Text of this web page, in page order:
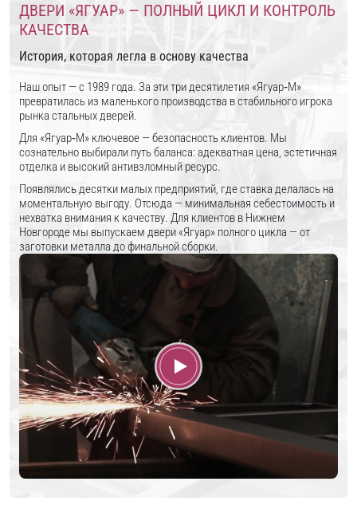
ДВЕРИ «ЯГУАР» — ПОЛНЫЙ ЦИКЛ И КОНТРОЛЬ
КАЧЕСТВА
История, которая легла в основу качества
Наш опыт — с 1989 года. За эти три десятилетия «Ягуар‑М»
превратилась из маленького производства в стабильного игрока
рынка стальных дверей.
Для «Ягуар‑М» ключевое — безопасность клиентов. Мы
сознательно выбирали путь баланса: адекватная цена, эстетичная
отделка и высокий антивзломный ресурс.
Появлялись десятки малых предприятий, где ставка делалась на
моментальную выгоду. Отсюда — минимальная себестоимость и
нехватка внимания к качеству. Для клиентов в Нижнем
Новгороде мы выпускаем двери «Ягуар» полного цикла — от
заготовки металла до финальной сборки.